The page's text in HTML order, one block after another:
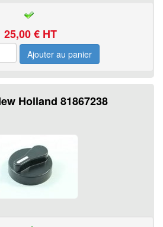
25,00€ HT
Holland 81867238